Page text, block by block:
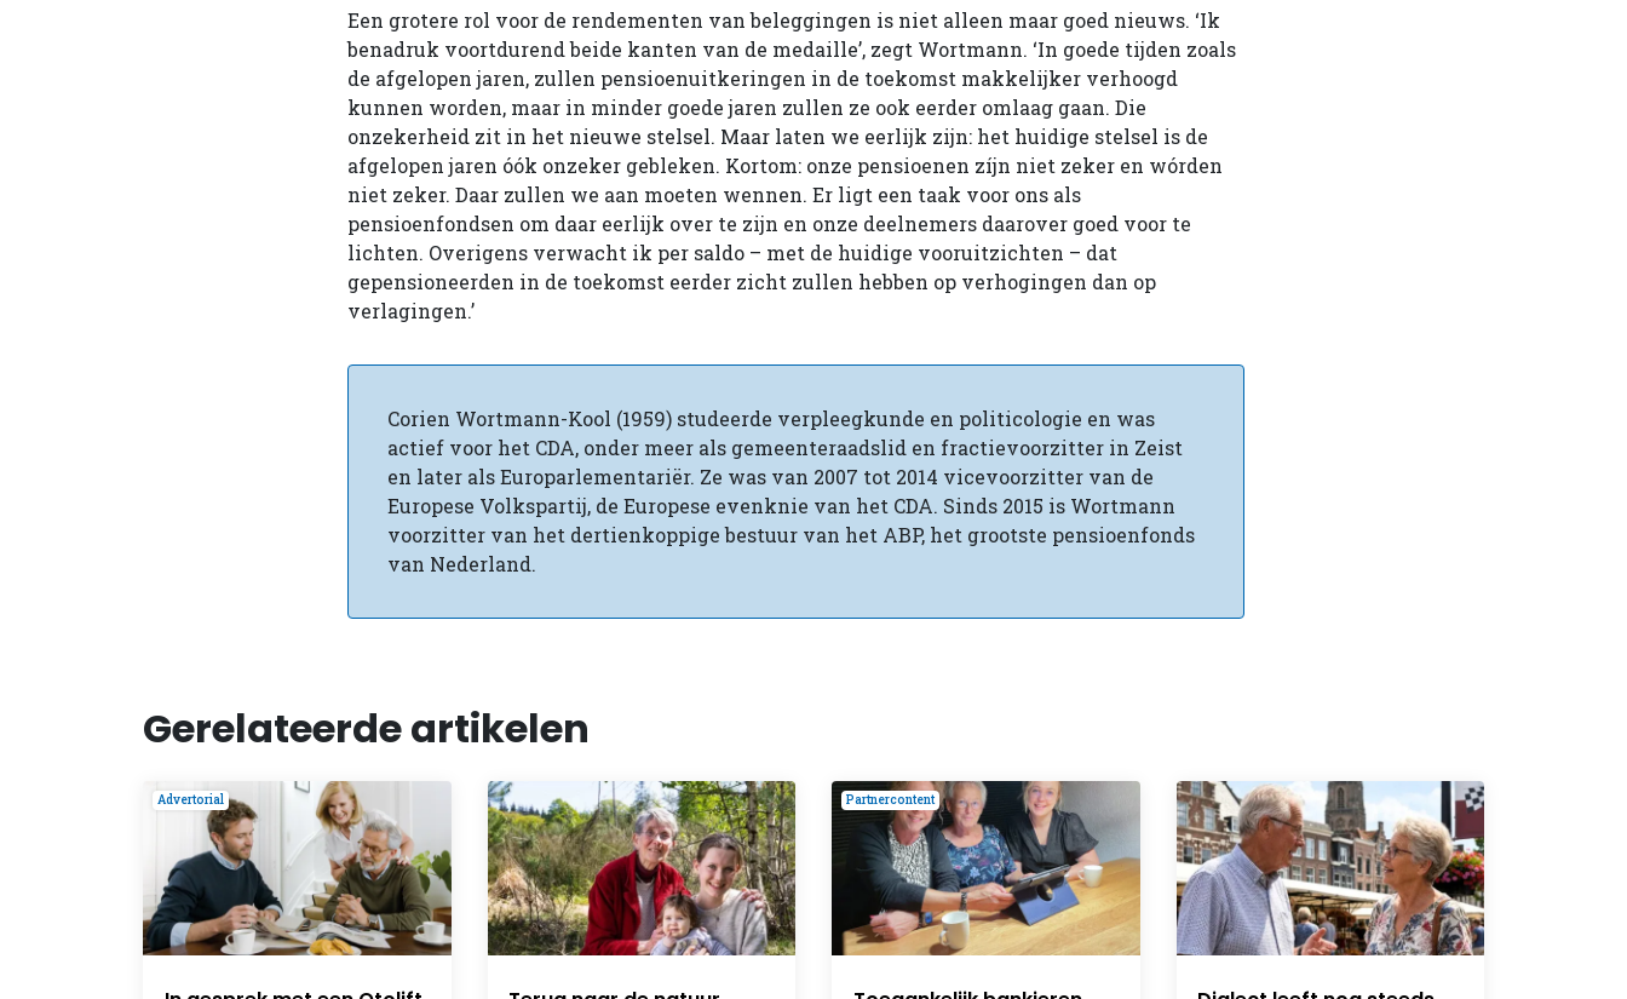
Een grotere rol voor de rendementen van beleggingen is niet alleen maar goed nieuws. ‘Ik
benadruk voortdurend beide kanten van de medaille’, zegt Wortmann. ‘In goede tijden zoals
de afgelopen jaren, zullen pensioenuitkeringen in de toekomst makkelijker verhoogd
kunnen worden, maar in minder goede jaren zullen ze ook eerder omlaag gaan. Die
onzekerheid zit in het nieuwe stelsel. Maar laten we eerlijk zijn: het huidige stelsel is de
afgelopen jaren óók onzeker gebleken. Kortom: onze pensioenen zíjn niet zeker en wórden
niet zeker. Daar zullen we aan moeten wennen. Er ligt een taak voor ons als
pensioenfondsen om daar eerlijk over te zijn en onze deelnemers daarover goed voor te
lichten. Overigens verwacht ik per saldo – met de huidige vooruitzichten – dat
gepensioneerden in de toekomst eerder zicht zullen hebben op verhogingen dan op
verlagingen.’
Corien Wortmann-Kool (1959) studeerde verpleegkunde en politicologie en was
actief voor het CDA, onder meer als gemeenteraadslid en fractievoorzitter in Zeist
en later als Europarlementariër. Ze was van 2007 tot 2014 vicevoorzitter van de
Europese Volkspartij, de Europese evenknie van het CDA. Sinds 2015 is Wortmann
voorzitter van het dertienkoppige bestuur van het ABP, het grootste pensioenfonds
van Nederland.
Gerelateerde artikelen
Advertorial Partnercontent